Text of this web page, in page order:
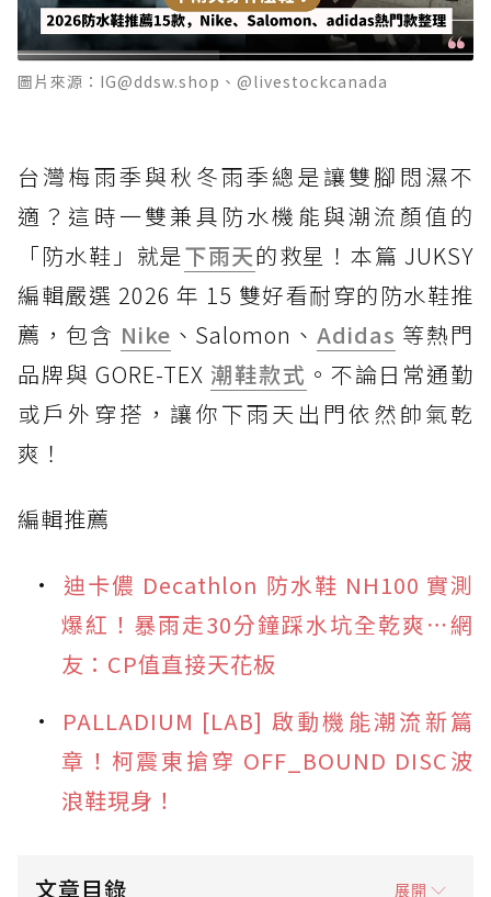
圖片來源：IG@ddsw.shop、@livestockcanada
台灣梅雨季與秋冬雨季總是讓雙腳悶濕不
適？這時一雙兼具防水機能與潮流顏值的
「防水鞋」就是下雨天的救星！本篇 JUKSY
編輯嚴選 2026 年 15 雙好看耐穿的防水鞋推
薦，包含 Nike 、Salomon、Adidas 等熱門
品牌與 GORE-TEX 潮鞋款式 。不論日常通勤
或戶外穿搭，讓你下雨天出門依然帥氣乾
爽！
編輯推薦
迪卡儂 Decathlon 防水鞋 NH100 實測
爆紅！暴雨走30分鐘踩水坑全乾爽⋯網
友：CP值直接天花板
PALLADIUM [LAB] 啟動機能潮流新篇
章！柯震東搶穿 OFF_BOUND DISC波
浪鞋現身！
文章目錄 展開